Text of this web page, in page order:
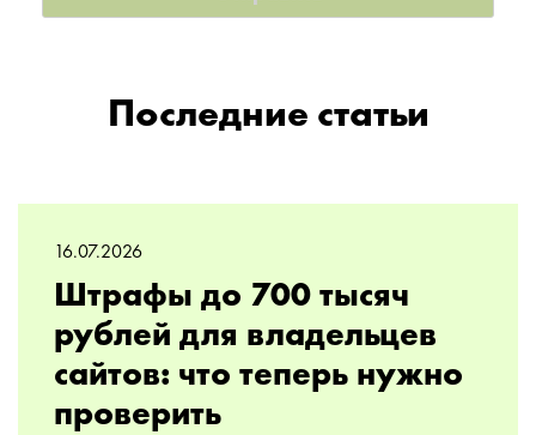
Последние статьи
16.07.2026
Штрафы до 700 тысяч
рублей для владельцев
сайтов: что теперь нужно
проверить